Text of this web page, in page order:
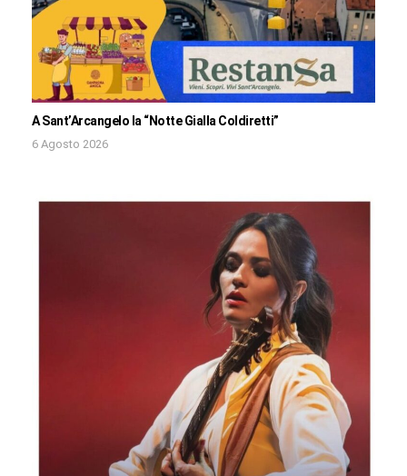
A Sant’Arcangelo la “Notte Gialla Coldiretti”
6 Agosto 2026